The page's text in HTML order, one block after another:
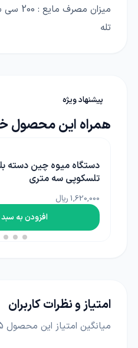
میزان
تله
پیشنهاد ویژه
همراه این محصول
فنر ساده قیچی باغبانی
کوتاه
تماس بگیرید
امتیاز و نظرات کاربران
میانگین امتیاز این محصول